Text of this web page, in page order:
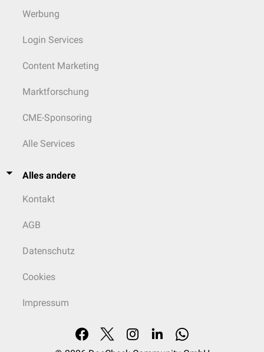
Werbung
Login Services
Content Marketing
Marktforschung
CME-Sponsoring
Alle Services
Alles andere
Kontakt
AGB
Datenschutz
Cookies
Impressum